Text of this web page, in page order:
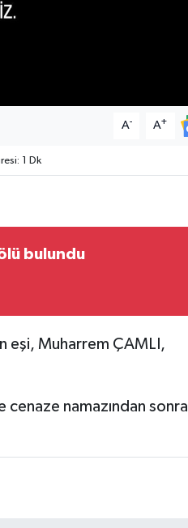
A- A+
1 Dk
bulundu
eşi, Muharrem ÇAMLI,
cenaze namazından sonra